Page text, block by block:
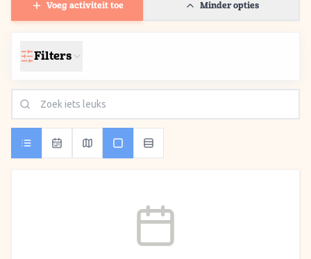
Voeg activiteit toe Minder opties
Filters